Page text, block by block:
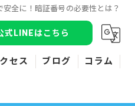
安全に！暗証番号の必要性とは？
式LINEはこちら
セス ブログ コラム